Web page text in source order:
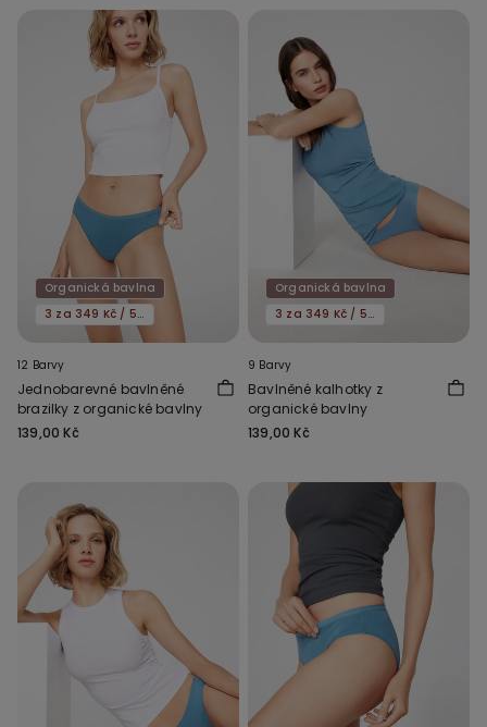
Organická bavlna
3 za 349 Kč / 5 za 549 Kč
12 Barvy
Jednobarevné bavlněné
brazilky z organické bavlny
139,00 Kč
Organická bavlna
3 za 349 Kč / 5 za 549 Kč
9 Barvy
Bavlněné kalhotky z
organické bavlny
139,00 Kč